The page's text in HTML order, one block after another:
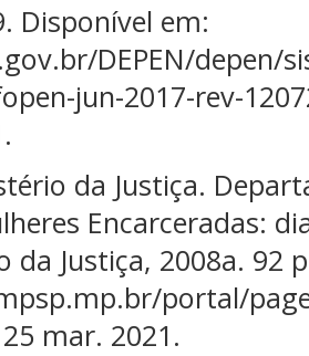
Disponível em:
DEPEN/depen/
jun-2017-rev-
da Justiça.
Encarceradas:
da Justiça, 2008a. 92
portal/
mar. 2021.